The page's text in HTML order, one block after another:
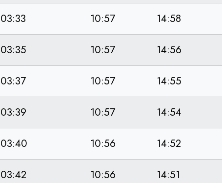
03:33 10:57 14:58
03:35 10:57 14:56
03:37 10:57 14:55
03:39 10:57 14:54
03:40 10:56 14:52
03:42 10:56 14:51